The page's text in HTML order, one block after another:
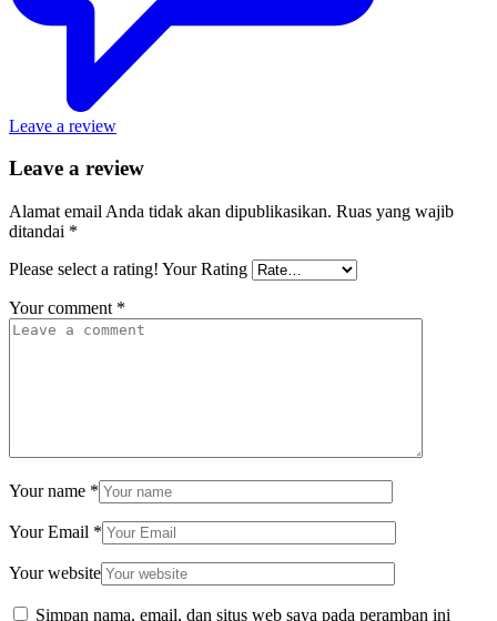
Leave a review
Leave a review
Alamat email Anda tidak akan dipublikasikan. Ruas yang wajib
ditandai *
Please select a rating! Your Rating
Your comment *
Your name *
Your Email *
Your website
Simpan nama, email, dan situs web saya pada peramban ini